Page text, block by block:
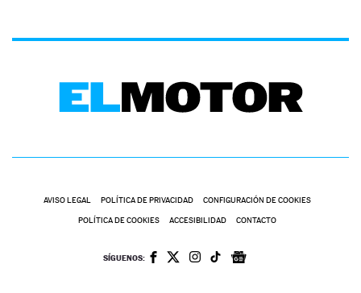
AVISO LEGAL POLÍTICA DE PRIVACIDAD CONFIGURACIÓN DE COOKIES
POLÍTICA DE COOKIES ACCESIBILIDAD CONTACTO
SÍGUENOS: